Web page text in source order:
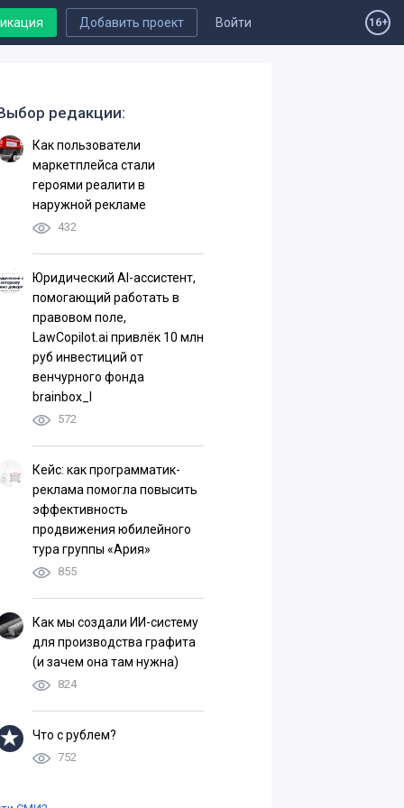
Войти
Добавить проект 16+
редакции:
Как пользователи
маркетплейса стали
героями реалити в
наружной рекламе
432
Юридический AI-ассистент,
помогающий работать в
правовом поле,
LawCopilot.ai привлёк 10 млн
руб инвестиций от
венчурного фонда
brainbox_I
572
Кейс: как программатик-
реклама помогла повысить
эффективность
продвижения юбилейного
тура группы «Ария»
855
Как мы создали ИИ-систему
для производства графита
(и зачем она там нужна)
824
Что с рублем?
752